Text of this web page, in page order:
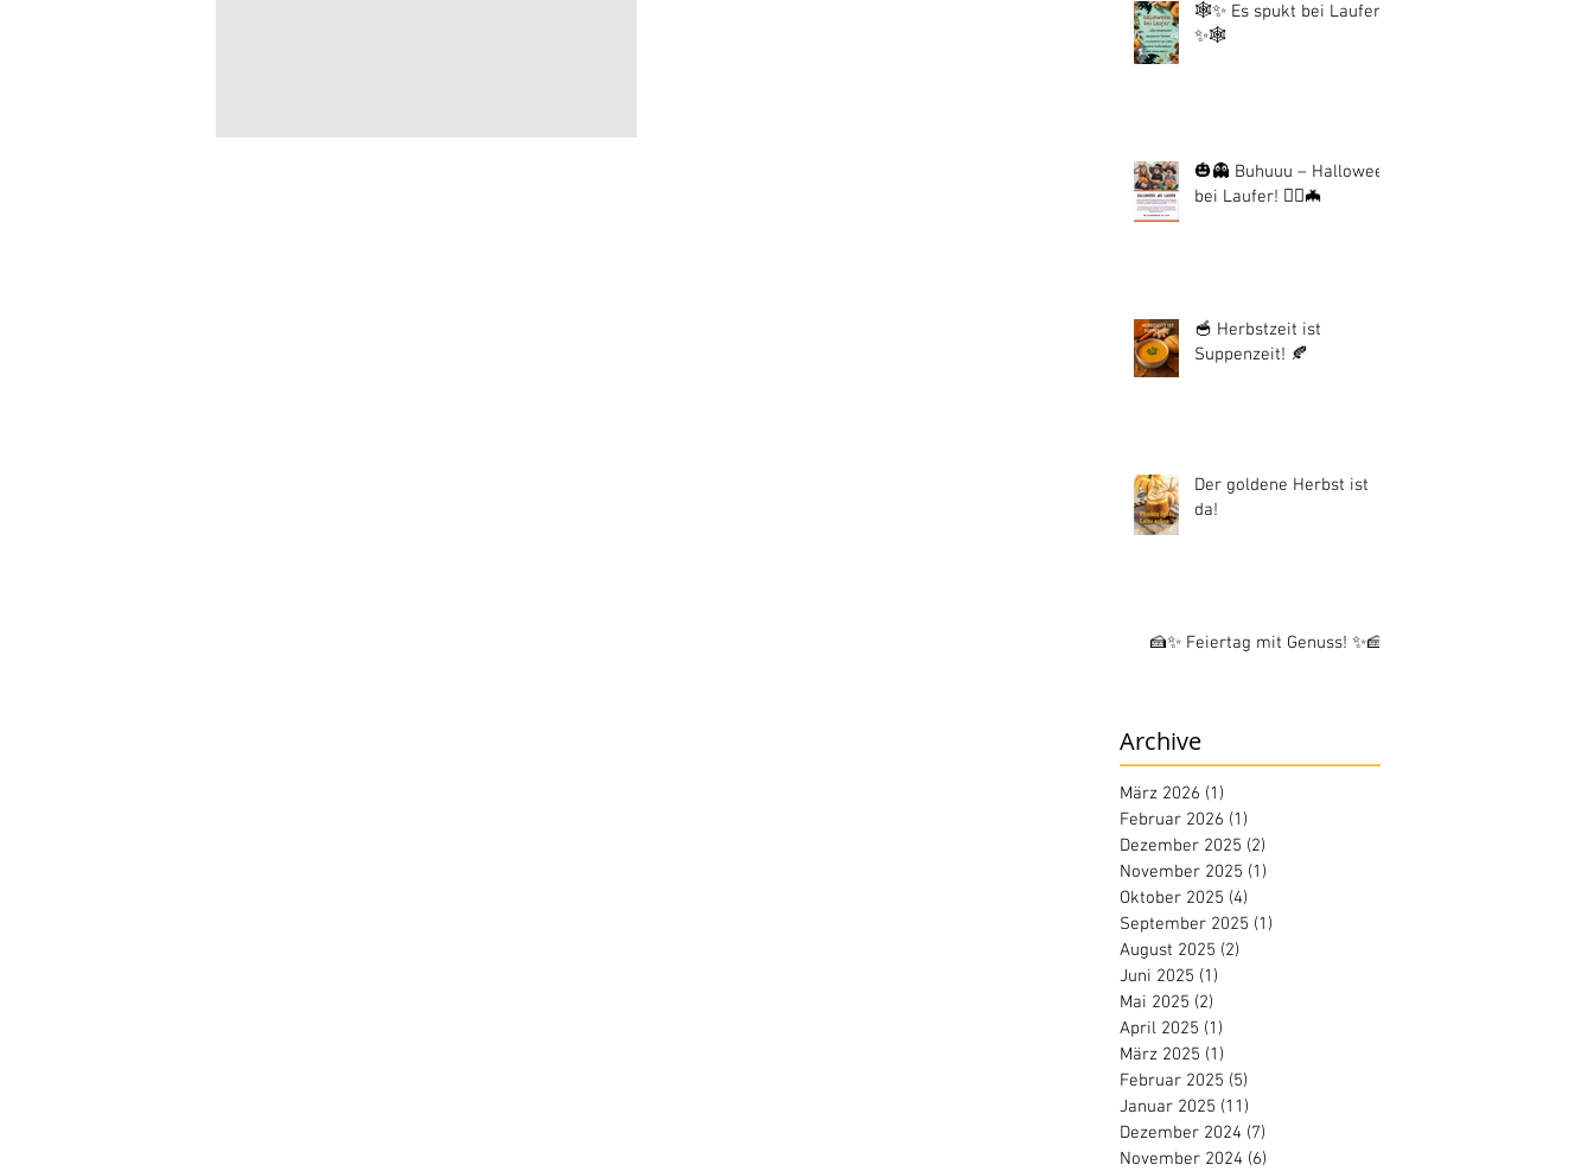
🕸️✨ Es spukt bei Laufer!
✨🕸️
🎃👻 Buhuuu – Halloween
bei Laufer! 🧙‍♀️🦇
🥣 Herbstzeit ist
Suppenzeit! 🍂
Der goldene Herbst ist
da!
🍰✨ Feiertag mit Genuss! ✨🍰
Archive
März 2026 (1)
Februar 2026 (1)
Dezember 2025 (2)
November 2025 (1)
Oktober 2025 (4)
September 2025 (1)
August 2025 (2)
Juni 2025 (1)
Mai 2025 (2)
April 2025 (1)
März 2025 (1)
Februar 2025 (5)
Januar 2025 (11)
Dezember 2024 (7)
November 2024 (6)